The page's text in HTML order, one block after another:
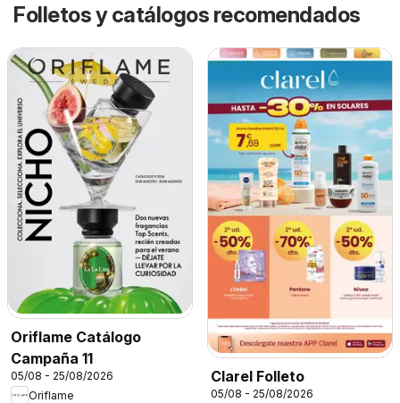
Folletos y catálogos recomendados
Oriflame Catálogo
Campaña 11
05/08 - 25/08/2026
Oriflame
Clarel Folleto
05/08 - 25/08/2026